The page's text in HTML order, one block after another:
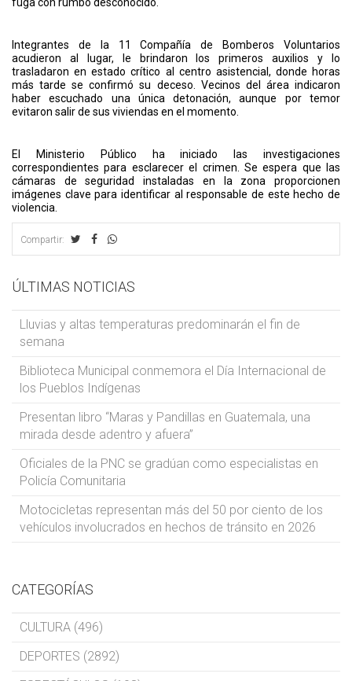
Integrantes de la 11 Compañía de Bomberos Voluntarios
acudieron al lugar, le brindaron los primeros auxilios y lo
trasladaron en estado crítico al centro asistencial, donde horas
más tarde se confirmó su deceso. Vecinos del área indicaron
haber escuchado una única detonación, aunque por temor
evitaron salir de sus viviendas en el momento.
El Ministerio Público ha iniciado las investigaciones
correspondientes para esclarecer el crimen. Se espera que las
cámaras de seguridad instaladas en la zona proporcionen
imágenes clave para identificar al responsable de este hecho de
violencia.
Compartir:
ÚLTIMAS NOTICIAS
Lluvias y altas temperaturas predominarán el fin de
semana
Biblioteca Municipal conmemora el Día Internacional de
los Pueblos Indígenas
Presentan libro “Maras y Pandillas en Guatemala, una
mirada desde adentro y afuera”
Oficiales de la PNC se gradúan como especialistas en
Policía Comunitaria
Motocicletas representan más del 50 por ciento de los
vehículos involucrados en hechos de tránsito en 2026
CATEGORÍAS
CULTURA (496)
DEPORTES (2892)